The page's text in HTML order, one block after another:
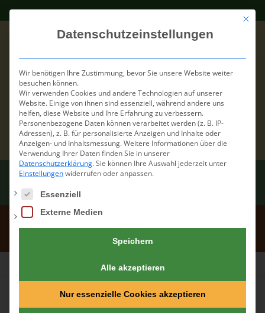
Kopie von Luise
Dauerpension /Kopie von Luise
Published10. Juni 2016at 644×483 inDauerpension.
Mit
Datenschutzeinstellungen
Wir benötigen Ihre Zustimmung, bevor Sie unsere Website weiter
besuchen können.
Wir verwenden Cookies und andere Technologien auf unserer
Website. Einige von ihnen sind essenziell, während andere uns
helfen, diese Website und Ihre Erfahrung zu verbessern.
Personenbezogene Daten können verarbeitet werden (z. B. IP-
Adressen), z. B. für personalisierte Anzeigen und Inhalte oder
Anzeigen- und Inhaltsmessung.Weitere Informationen über die
Verwendung Ihrer Daten finden Sie in unserer
Datenschutzerklärung.Sie können Ihre Auswahl jederzeit unter
Einstellungenwiderrufen oder anpassen.
Es folgt eine Liste der Service-Gruppen, für die eine
Essenziell
Externe Medien
Speichern
Alle akzeptieren
Nur essenzielle Cookies akzeptieren